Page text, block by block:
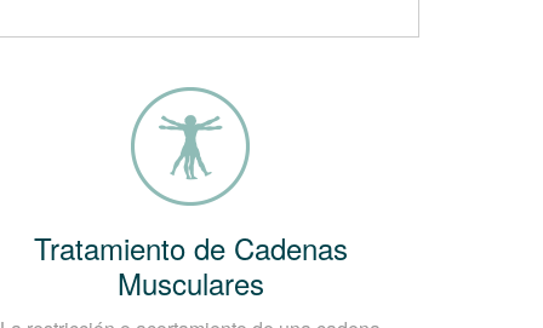
a desarrollar una Tendinitis de
Tratamiento de Cadenas
Musculares